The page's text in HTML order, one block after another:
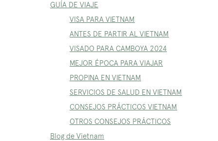
GUÍA DE VIAJE
VISA PARA VIETNAM
ANTES DE PARTIR AL VIETNAM
VISADO PARA CAMBOYA 2024
MEJOR ÉPOCA PARA VIAJAR
PROPINA EN VIETNAM
SERVICIOS DE SALUD EN VIETNAM
CONSEJOS PRÁCTICOS VIETNAM
OTROS CONSEJOS PRÁCTICOS
Blog de Vietnam